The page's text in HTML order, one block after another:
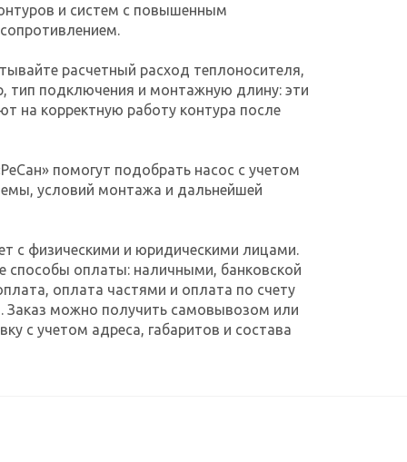
и систем с повышенным
расчетный расход теплоносителя,
тип подключения и монтажную длину: эти
на корректную работу контура после
помогут подобрать насос с учетом
условий монтажа и дальнейшей
с физическими и юридическими лицами.
способы оплаты: наличными, банковской
оплата частями и оплата по счету
Заказ можно получить самовывозом или
с учетом адреса, габаритов и состава